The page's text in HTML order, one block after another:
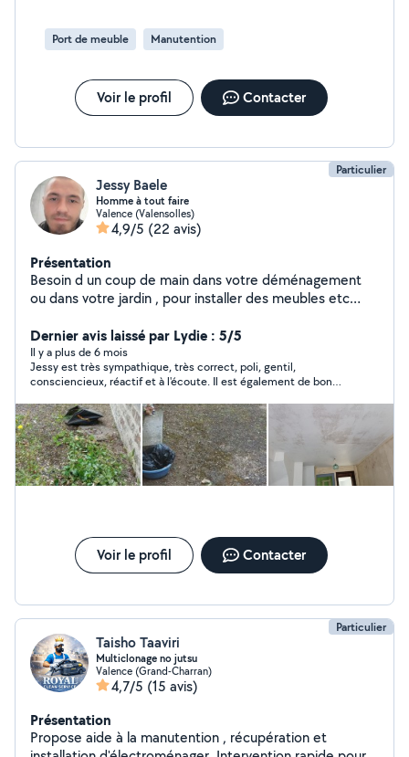
Port de meuble Manutention
Voir le profil Contacter
Particulier
Jessy Baele
Homme à tout faire
Valence (Valensolles)
4,9/5 (22 avis)
Présentation
Besoin d un coup de main dans votre déménagement
ou dans votre jardin , pour installer des meubles etc
premium
Dernier avis laissé par Lydie : 5/5
Il y a plus de 6 mois
Jessy est très sympathique, très correct, poli, gentil,
consciencieux, réactif et à l'écoute. Il est également de bon
faire la même évaluation de cette dernière. Ils arrivent et se
mettent directement au travail. Je n'hésiterai pas une seconde
à faire à nouveau appel à lui.
Voir le profil Contacter
Particulier
Taisho Taaviri
Multiclonage no jutsu
Valence (Grand-Charran)
4,7/5 (15 avis)
Présentation
Propose aide à la manutention , récupération et